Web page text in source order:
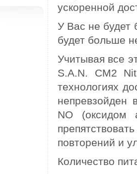
ускоренной
У Вас не будет
будет больше
Учитывая все
S.A.N. CM2
технологиях
NO (оксидом
повторений и
Количество